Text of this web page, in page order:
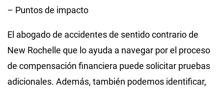
– Puntos de impacto
El abogado de accidentes de sentido contrario de
New Rochelle que lo ayuda a navegar por el proceso
de compensación financiera puede solicitar pruebas
adicionales. Además, también podemos identificar,